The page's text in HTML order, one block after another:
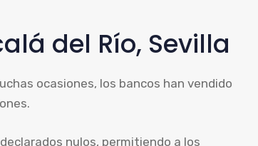
del Río, Sevilla
ocasiones, los bancos han vendido
nulos, permitiendo a los